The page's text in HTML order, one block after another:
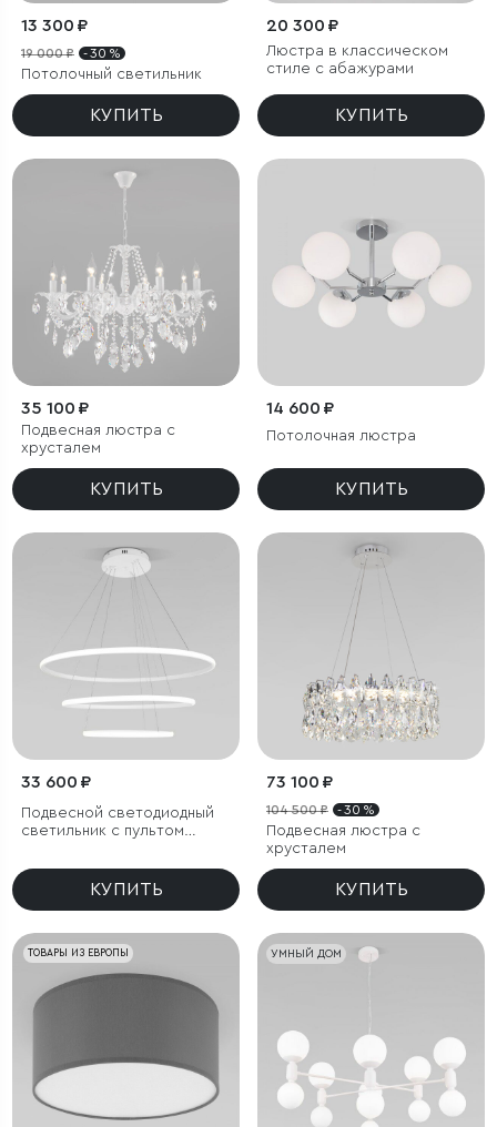
13 300 ₽
19 000 ₽ - 30 %
Потолочный светильник
КУПИТЬ
20 300 ₽
Люстра в классическом
стиле с абажурами
КУПИТЬ
35 100 ₽
Подвесная люстра с
хрусталем
КУПИТЬ
14 600 ₽
Потолочная люстра
КУПИТЬ
33 600 ₽
Подвесной светодиодный
светильник с пультом
КУПИТЬ
73 100 ₽
104 500 ₽ - 30 %
Подвесная люстра с
хрусталем
КУПИТЬ
ТОВАРЫ ИЗ ЕВРОПЫ УМНЫЙ ДОМ